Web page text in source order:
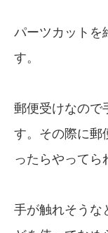
パーツカットを
す。
郵便受けなので
す。その際に郵
ったらやってら
手が触れそうな